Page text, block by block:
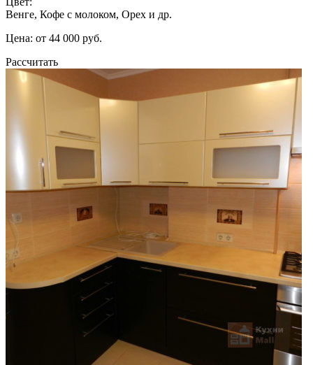
Венге, Кофе с молоком, Орех и др.
Цена: от 44 000 руб.
Рассчитать